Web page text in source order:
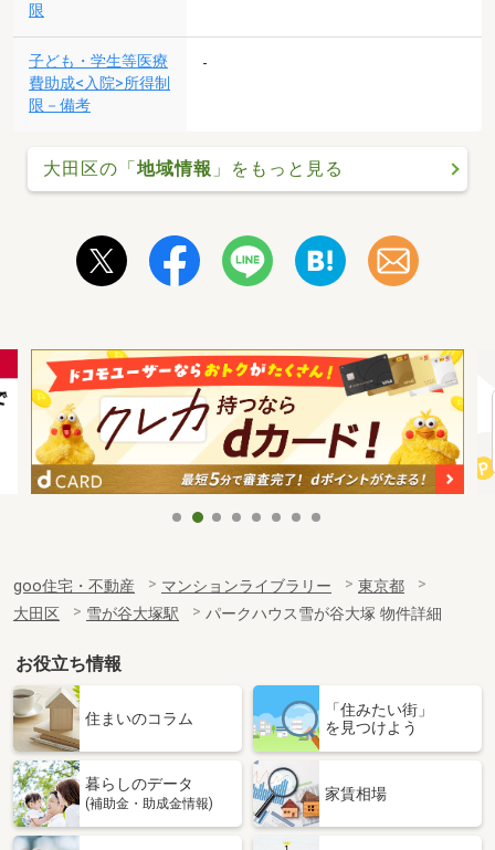
限
子ども・学生等医療
費助成<入院>所得制
限－備考
-
大田区の「地域情報 」をもっと見る
goo住宅・不動産 マンションライブラリー
東京都
大田区
雪が谷大塚駅 パークハウス雪が谷大塚 物件詳細
お役立ち情報
住まいのコラム
「住みたい街」
を見つけよう
暮らしのデータ
(補助金・助成金情報)
家賃相場